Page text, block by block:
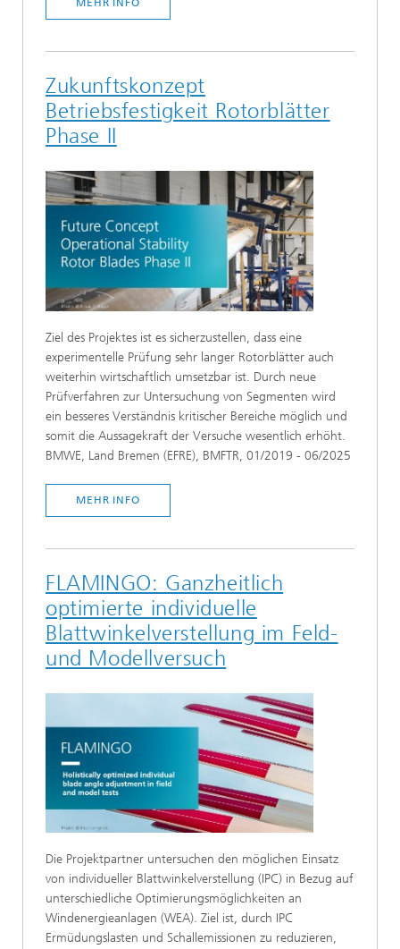
MEHR INFO
Zukunftskonzept
Betriebsfestigkeit Rotorblätter
Phase II
Ziel des Projektes ist es sicherzustellen, dass eine
experimentelle Prüfung sehr langer Rotorblätter auch
weiterhin wirtschaftlich umsetzbar ist. Durch neue
Prüfverfahren zur Untersuchung von Segmenten wird
ein besseres Verständnis kritischer Bereiche möglich und
somit die Aussagekraft der Versuche wesentlich erhöht.
BMWE, Land Bremen (EFRE), BMFTR, 01/2019 - 06/2025
MEHR INFO
FLAMINGO: Ganzheitlich
optimierte individuelle
Blattwinkelverstellung im Feld-
und Modellversuch
Die Projektpartner untersuchen den möglichen Einsatz
von individueller Blattwinkelverstellung (IPC) in Bezug auf
unterschiedliche Optimierungsmöglichkeiten an
Windenergieanlagen (WEA). Ziel ist, durch IPC
Ermüdungslasten und Schallemissionen zu reduzieren,